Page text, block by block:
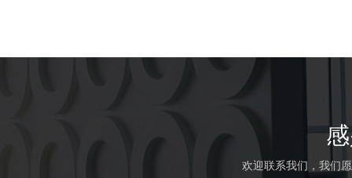
欢迎联系我们，我们